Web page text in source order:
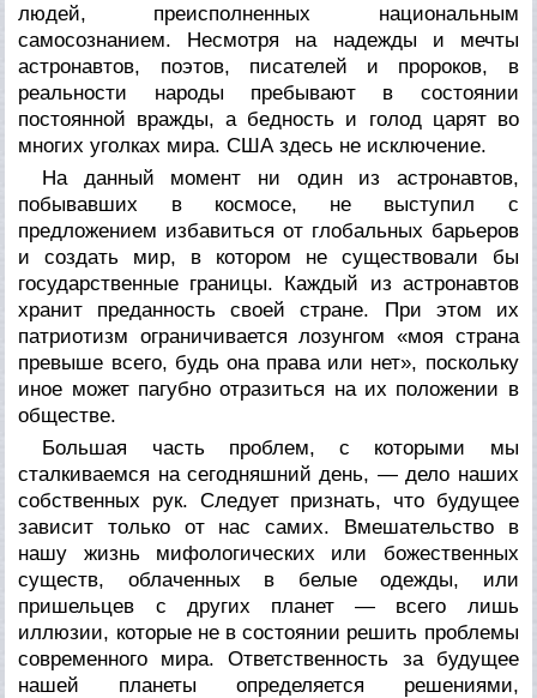
людей, преисполненных национальным
самосознанием. Несмотря на надежды и мечты
астронавтов, поэтов, писателей и пророков, в
реальности народы пребывают в состоянии
постоянной вражды, а бедность и голод царят во
многих уголках мира. США здесь не исключение.
На данный момент ни один из астронавтов,
побывавших в космосе, не выступил с
предложением избавиться от глобальных барьеров
и создать мир, в котором не существовали бы
государственные границы. Каждый из астронавтов
хранит преданность своей стране. При этом их
патриотизм ограничивается лозунгом «моя страна
превыше всего, будь она права или нет», поскольку
иное может пагубно отразиться на их положении в
обществе.
Большая часть проблем, с которыми мы
сталкиваемся на сегодняшний день, — дело наших
собственных рук. Следует признать, что будущее
зависит только от нас самих. Вмешательство в
нашу жизнь мифологических или божественных
существ, облаченных в белые одежды, или
пришельцев с других планет — всего лишь
иллюзии, которые не в состоянии решить проблемы
современного мира. Ответственность за будущее
нашей планеты определяется решениями,